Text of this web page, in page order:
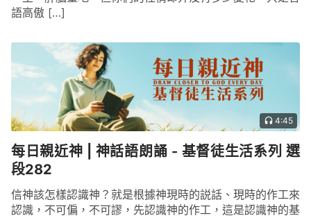
語高傲 […]
4:45
每日親近神 | 神話語朗誦 - 基督徒生活系列 選
段282
信神該怎樣認識神？就是根據神現時的説話、現時的作工來
認識，不可偏，不可謬，先認識神的作工，這是認識神的基